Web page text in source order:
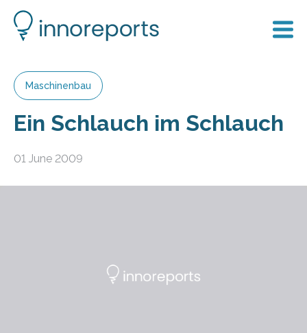
Maschinenbau
Ein Schlauch im Schlauch
01 June 2009